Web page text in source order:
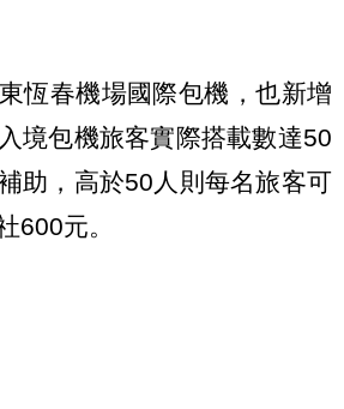
恆春機場國際包機，也新增
境包機旅客實際搭載數達50
助，高於50人則每名旅客可
600元。